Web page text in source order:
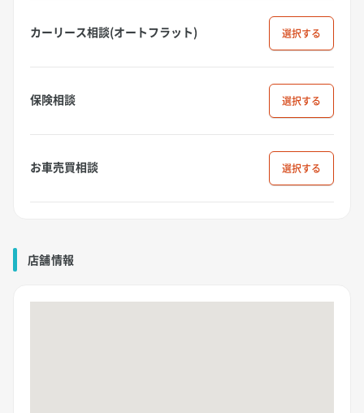
カーリース相談(オートフラット) 選択
保険相談 選択
お車売買相談 選択
店舗情報